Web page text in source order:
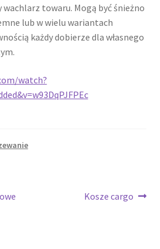
towaru. Mogą być śnieżno
lub w wielu wariantach
każdy dobierze dla własnego
watch?
Następny
Kosze cargo